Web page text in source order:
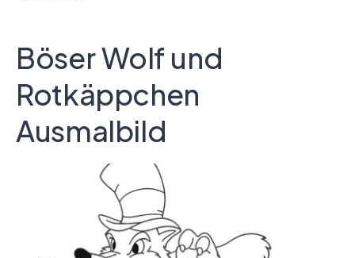
Böser Wolf und
Rotkäppchen
Ausmalbild